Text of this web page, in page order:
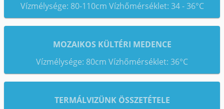
Vízmélysége: 80-110cm Vízhőmérséklet: 34 - 36°C
MOZAIKOS KÜLTÉRI MEDENCE
Vízmélysége: 80cm Vízhőmérséklet: 36°C
TERMÁLVIZÜNK ÖSSZETÉTELE